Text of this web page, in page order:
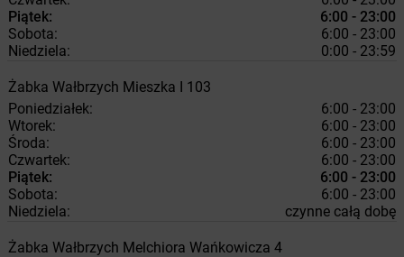
Piątek:
6:00 - 23:00
Sobota:
6:00 - 23:00
Niedziela:
0:00 - 23:59
Żabka Wałbrzych Mieszka I 103
Poniedziałek:
6:00 - 23:00
Wtorek:
6:00 - 23:00
Środa:
6:00 - 23:00
Czwartek:
6:00 - 23:00
Piątek:
6:00 - 23:00
Sobota:
6:00 - 23:00
Niedziela:
czynne całą dobę
Żabka Wałbrzych Melchiora Wańkowicza 4